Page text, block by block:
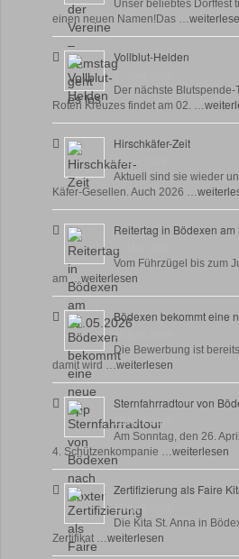
Unser beliebtes Dorffest
einen neuen Namen!Das …
Vollblut-Helden
Der nächste
Roten Kreuzes findet am 02. …
Hirschkäfer-Zeit
9 Juni, 2026
Aktuell sind sie wieder
Käfer-Gesellen. Auch 2026 …
Reitertag in Bödexen am
27 Mai, 2026
Vom Führzügel bis zum
am …weiterlesen
Bödexen bekommt eine
28 April, 2026
Die Bewerbung ist
damit wird …weiterlesen
Sternfahrradtour von
23 April, 2026
Am Sonntag, den 26.
4. Schützenkompanie …weiterlesen
Zertifizierung als Faire
17 April, 2026
Die Kita St. Anna in
Zertifikat …weiterlesen